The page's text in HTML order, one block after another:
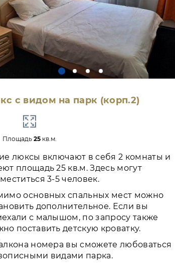
с видом на парк (корп.2)
Площадь 25кв.м.
люксы включают в себя 2 комнаты и
площадь 25 кв.м. Здесь могут
3-5 человек.
основных спальных мест можно
дополнительное. Если вы
с малышом, по запросу также
поставить детскую кроватку.
номера вы сможете любоваться
видами парка.